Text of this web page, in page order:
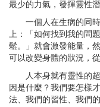
最少的力氣，發揮靈性潛
一個人在生病的同時
上：「如何找到我的問
鬆。」就會激發能量，
可以改變身體的狀況，
人本身就有靈性的超
因是什麼？我們要怎樣
法、我們的習性、我們